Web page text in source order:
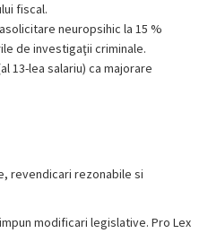
fiscal.
neuropsihic la 15 %
de investigaţii criminale.
13-lea salariu) ca majorare
revendicari rezonabile si
modificari legislative. Pro Lex